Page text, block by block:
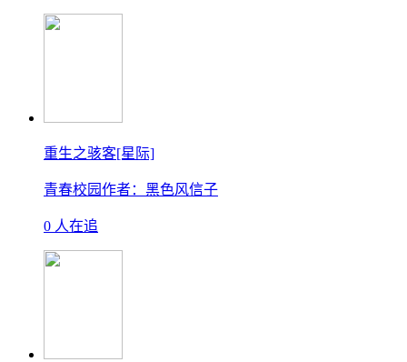
重生之骇客[星际]
青春校园作者：黑色风信子
0 人在追